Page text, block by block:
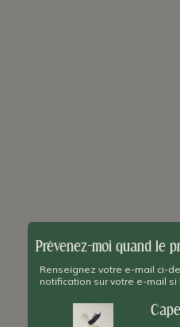
Prévenez-moi quand le
Renseignez votre e-mail ci-
notification sur votre e-mail